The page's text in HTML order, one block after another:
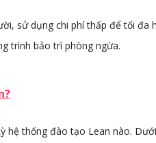
sử dụng chi phí thấp để tối
trình bảo trì phòng ngừa.
hệ thống đào tạo Lean nào.